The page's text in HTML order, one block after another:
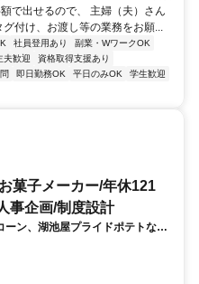
で出せるので、 主婦（夫）さん
付け、お渡し等の業務をお願...
社員登用あり
副業・WワークOK
夫歓迎
資格取得支援あり
即日勤務OK 平日のみOK
学生歓迎
菓子メーカー/年休121
事企画/制度設計
ン、湖池屋プライドポテトなど
、人事制度設計・運用業務をお
ご活躍も期待しています。